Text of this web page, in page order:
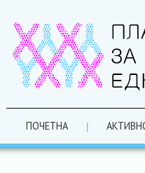
ПОЧЕТНА